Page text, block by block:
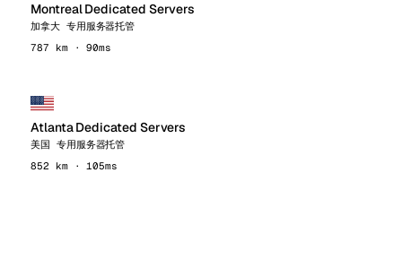
Montreal Dedicated Servers
加拿大 专用服务器托管
787 km · 90ms
Atlanta Dedicated Servers
美国 专用服务器托管
852 km · 105ms